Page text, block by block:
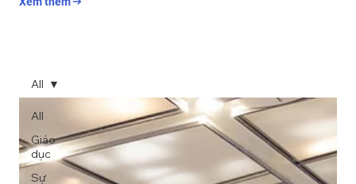
All
Giáo
dục
Sự
All